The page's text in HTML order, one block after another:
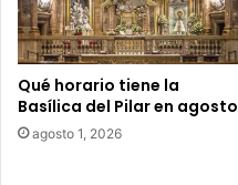
c
o
Qué horario tiene la
Basílica del Pilar en agosto
agosto 1, 2026